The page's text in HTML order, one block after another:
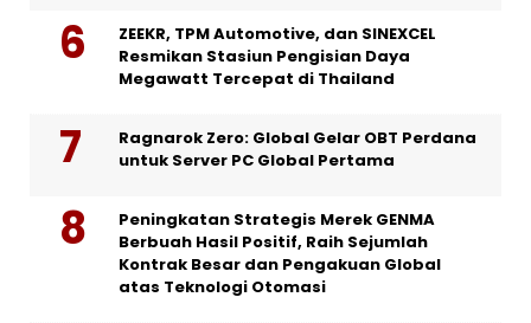
ZEEKR, TPM Automotive, dan SINEXCEL
Resmikan Stasiun Pengisian Daya
Megawatt Tercepat di Thailand
Ragnarok Zero: Global Gelar OBT Perdana
untuk Server PC Global Pertama
Peningkatan Strategis Merek GENMA
Berbuah Hasil Positif, Raih Sejumlah
Kontrak Besar dan Pengakuan Global
atas Teknologi Otomasi